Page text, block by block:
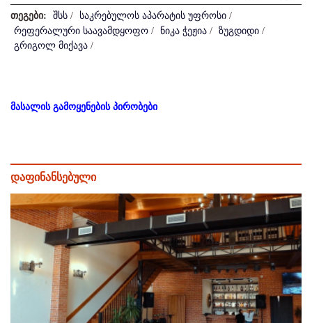
თეგები: შსს / საკრებულოს აპარატის უფროსი /
რეფერალური საავამდყოფო / ნიკა ჭეჟია / ზუგდიდი /
გრიგოლ მიქავა /
მასალის გამოყენების პირობები
დაფინანსებული